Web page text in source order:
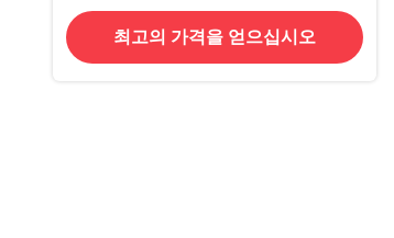
최고의 가격을 얻으십시오